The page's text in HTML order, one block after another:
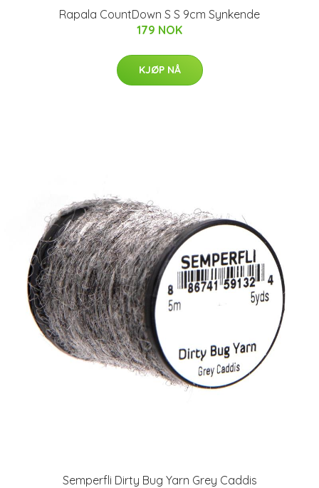
Rapala CountDown S S 9cm Synkende
179 NOK
KJØP NÅ
Semperfli Dirty Bug Yarn Grey Caddis